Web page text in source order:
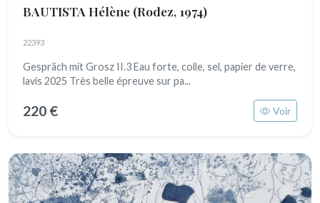
BAUTISTA Hélène (Rodez, 1974)
22393
Gespräch mit Grosz II.3 Eau forte, colle, sel, papier de verre,
lavis 2025 Très belle épreuve sur pa...
220 € Voir